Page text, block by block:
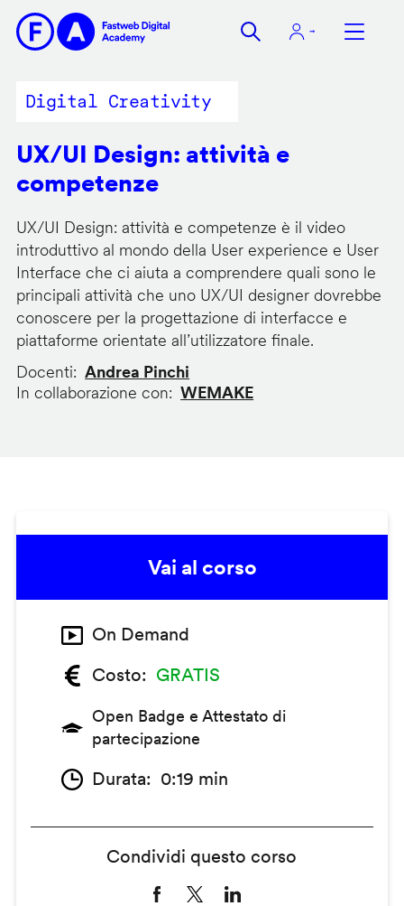
contenuto
Digital Creativity
UX/UI Design: attività e
competenze
UX/UI Design: attività e competenze è il video
introduttivo al mondo della User experience e User
Interface che ci aiuta a comprendere quali sono le
principali attività che uno UX/UI designer dovrebbe
conoscere per la progettazione di interfacce e
piattaforme orientate all’utilizzatore finale.
Docenti
Andrea Pinchi
In collaborazione con
WEMAKE
Vai al corso
On Demand
Costo
GRATIS
Open Badge e Attestato di
partecipazione
Durata 0:19 min
Condividi questo corso